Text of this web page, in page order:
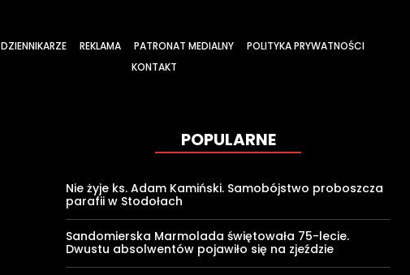
DZIENNIKARZE REKLAMA PATRONAT MEDIALNY
POLITYKA PRYWATNOŚCI
KONTAKT
POPULARNE
Nie żyje ks. Adam Kamiński. Samobójstwo proboszcza
parafii w Stodołach
Sandomierska Marmolada świętowała 75-lecie.
Dwustu absolwentów pojawiło się na zjeździe